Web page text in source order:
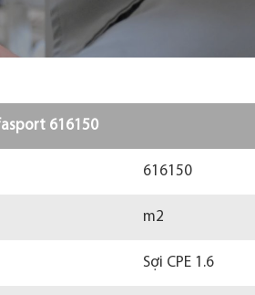
616150
616150
m2
Sợi CPE 1.6